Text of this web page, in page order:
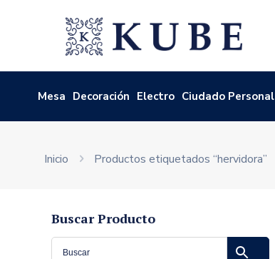
Mesa Decoración Electro Ciudado Personal
Inicio Productos etiquetados “hervidora”
Buscar Producto